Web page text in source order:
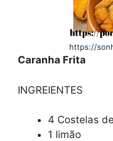
https://
Caranha Frita
INGREIENTES
4 Costelas
1 limão